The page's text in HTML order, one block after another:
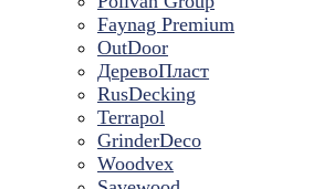
Faynag Premium
OutDoor
ДеревоПласт
RusDecking
Terrapol
GrinderDeco
Woodvex